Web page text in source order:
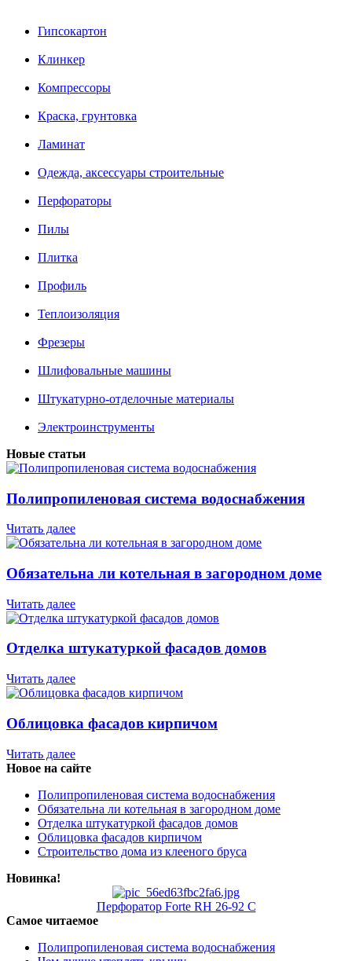
Гипсокартон
Клинкер
Компрессоры
Краска, грунтовка
Ламинат
Одежда, аксессуары строительные
Перфораторы
Пилы
Плитка
Профиль
Теплоизоляция
Фрезеры
Шлифовальные машины
Штукатурно-отделочные материалы
Электроинструменты
Новые статьи
Полипропиленовая система водоснабжения
Читать далее
Обязательна ли котельная в загородном доме
Читать далее
Отделка штукатуркой фасадов домов
Читать далее
Облицовка фасадов кирпичом
Читать далее
Новое на сайте
Полипропиленовая система водоснабжения
Обязательна ли котельная в загородном доме
Отделка штукатуркой фасадов домов
Облицовка фасадов кирпичом
Строительство дома из клееного бруса
Новинка!
Перфоратор Forte RH 26-92 С
Самое читаемое
Полипропиленовая система водоснабжения